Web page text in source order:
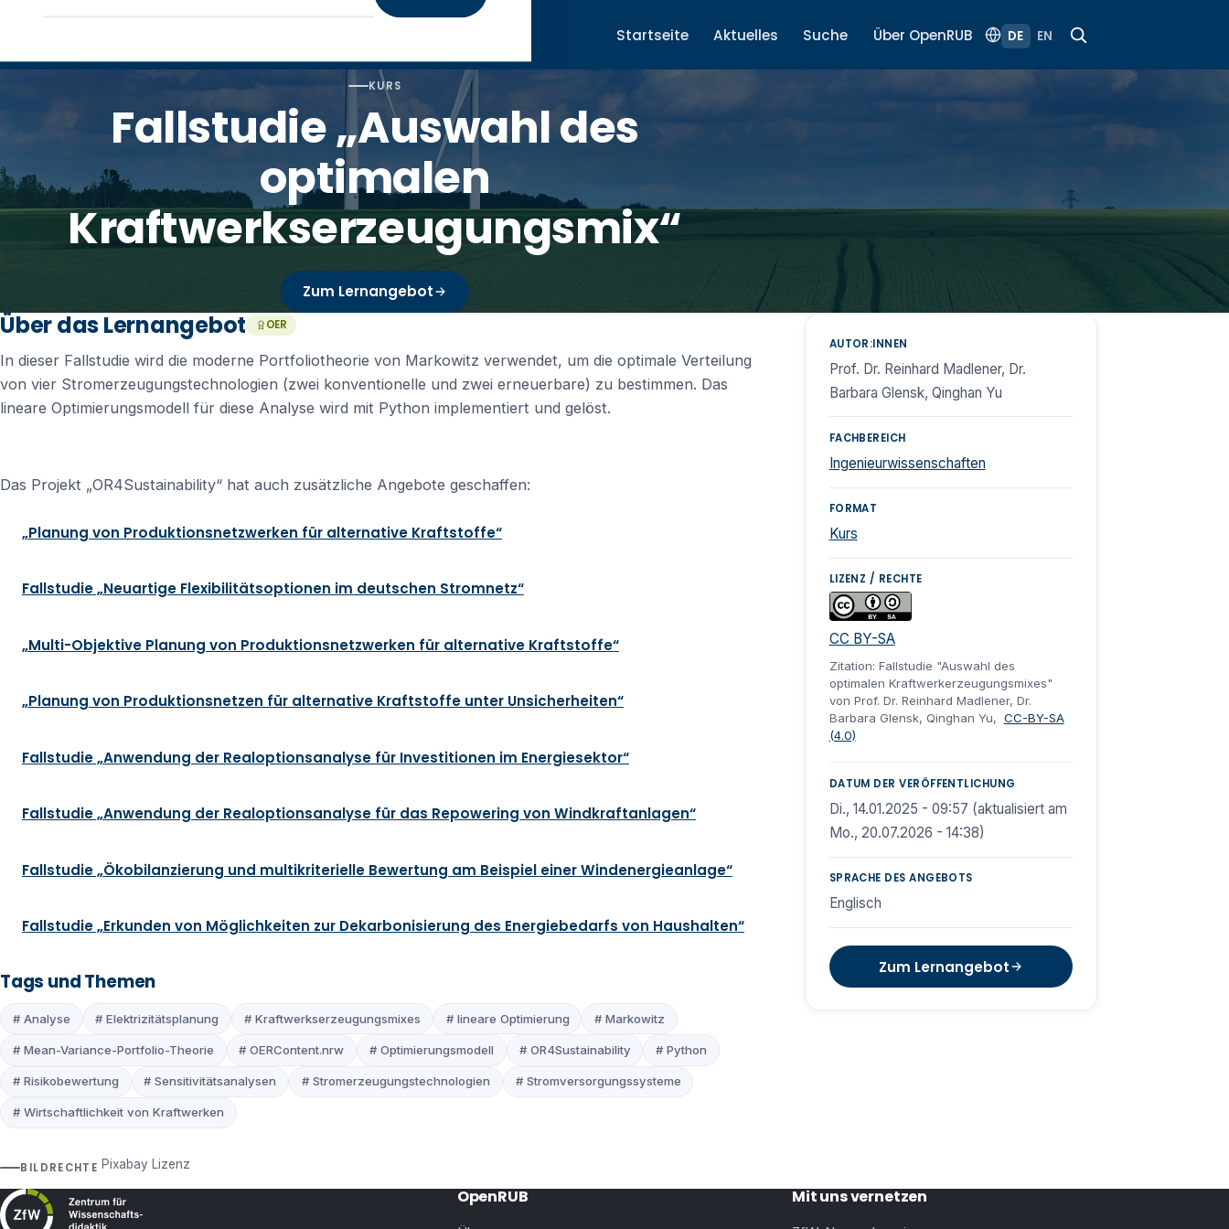
Startseite Aktuelles Suche Über OpenRUB DE EN
KURS
Fallstudie „Auswahl des
optimalen
Kraftwerkserzeugungsmix“
Zum Lernangebot
Über das Lernangebot OER
In dieser Fallstudie wird die moderne Portfoliotheorie von Markowitz verwendet, um die optimale Verteilung
von vier Stromerzeugungstechnologien (zwei konventionelle und zwei erneuerbare) zu bestimmen. Das
lineare Optimierungsmodell für diese Analyse wird mit Python implementiert und gelöst.
Das Projekt „OR4Sustainability“ hat auch zusätzliche Angebote geschaffen:
„Planung von Produktionsnetzwerken für alternative Kraftstoffe“
Fallstudie „Neuartige Flexibilitätsoptionen im deutschen Stromnetz“
„Multi-Objektive Planung von Produktionsnetzwerken für alternative Kraftstoffe“
„Planung von Produktionsnetzen für alternative Kraftstoffe unter Unsicherheiten“
Fallstudie „Anwendung der Realoptionsanalyse für Investitionen im Energiesektor“
Fallstudie „Anwendung der Realoptionsanalyse für das Repowering von Windkraftanlagen“
Fallstudie „Ökobilanzierung und multikriterielle Bewertung am Beispiel einer Windenergieanlage“
Fallstudie „Erkunden von Möglichkeiten zur Dekarbonisierung des Energiebedarfs von Haushalten“
Tags und Themen
# Analyse # Elektrizitätsplanung # Kraftwerkserzeugungsmixes # lineare Optimierung # Markowitz
# Mean-Variance-Portfolio-Theorie # OERContent.nrw # Optimierungsmodell # OR4Sustainability # Python
# Risikobewertung # Sensitivitätsanalysen # Stromerzeugungstechnologien # Stromversorgungssysteme
# Wirtschaftlichkeit von Kraftwerken
BILDRECHTE Pixabay Lizenz
AUTOR:INNEN
Prof. Dr. Reinhard Madlener, Dr.
Barbara Glensk, Qinghan Yu
FACHBEREICH
Ingenieurwissenschaften
FORMAT
Kurs
LIZENZ / RECHTE
CC BY-SA
Zitation: Fallstudie "Auswahl des
optimalen Kraftwerkerzeugungsmixes"
von Prof. Dr. Reinhard Madlener, Dr.
Barbara Glensk, Qinghan Yu, CC-BY-SA
(4.0)
DATUM DER VERÖFFENTLICHUNG
Di., 14.01.2025 - 09:57 (aktualisiert am
Mo., 20.07.2026 - 14:38)
SPRACHE DES ANGEBOTS
Englisch
Zum Lernangebot
OpenRUB Mit uns vernetzen